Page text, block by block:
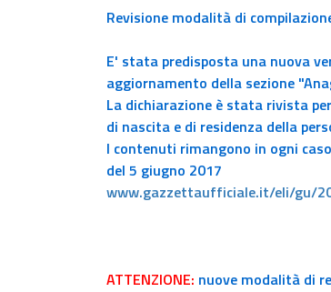
Revisione modalità di
E' stata predisposta una nuova
aggiornamento della sezione
La dichiarazione è stata rivista
di nascita e di residenza della
I contenuti rimangono in ogni
del 5 giugno 2017
www.gazzettaufficiale.it/eli/gu/
ATTENZIONE: nuove modalità di